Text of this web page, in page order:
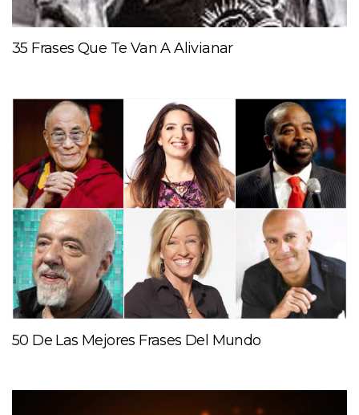
35 Frases Que Te Van A Alivianar
50 De Las Mejores Frases Del Mundo